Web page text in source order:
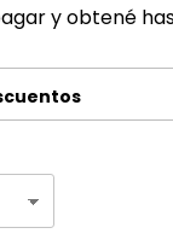
y obtené